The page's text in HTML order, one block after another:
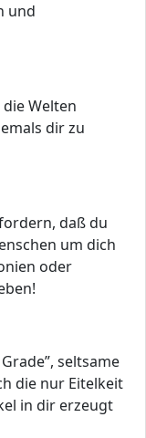
und
Welten
dir zu
daß du
um dich
oder
seltsame
die nur Eitelkeit
in dir erzeugt